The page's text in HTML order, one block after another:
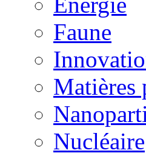
Faune
Matières
Nucléaire